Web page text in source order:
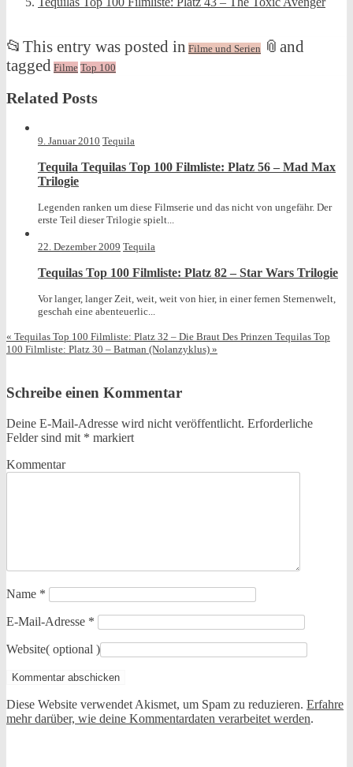
📂 This entry was posted in Filme und Serien 📎 and
tagged Filme Top 100
Related Posts
9. Januar 2010 Tequila
Tequila Tequilas Top 100 Filmliste: Platz 56 – Mad Max
Trilogie
Legenden ranken um diese Filmserie und das nicht von ungefähr. Der
erste Teil dieser Trilogie spielt...
22. Dezember 2009 Tequila
Tequilas Top 100 Filmliste: Platz 82 – Star Wars Trilogie
Vor langer, langer Zeit, weit, weit von hier, in einer fernen Sternenwelt,
geschah eine abenteuerlic...
« Tequilas Top 100 Filmliste: Platz 32 – Die Braut Des Prinzen Tequilas Top
100 Filmliste: Platz 30 – Batman (Nolanzyklus) »
Schreibe einen Kommentar
Deine E-Mail-Adresse wird nicht veröffentlicht. Erforderliche
Felder sind mit * markiert
Kommentar
Name *
E-Mail-Adresse *
Website( optional )
Diese Website verwendet Akismet, um Spam zu reduzieren. Erfahre
mehr darüber, wie deine Kommentardaten verarbeitet werden.